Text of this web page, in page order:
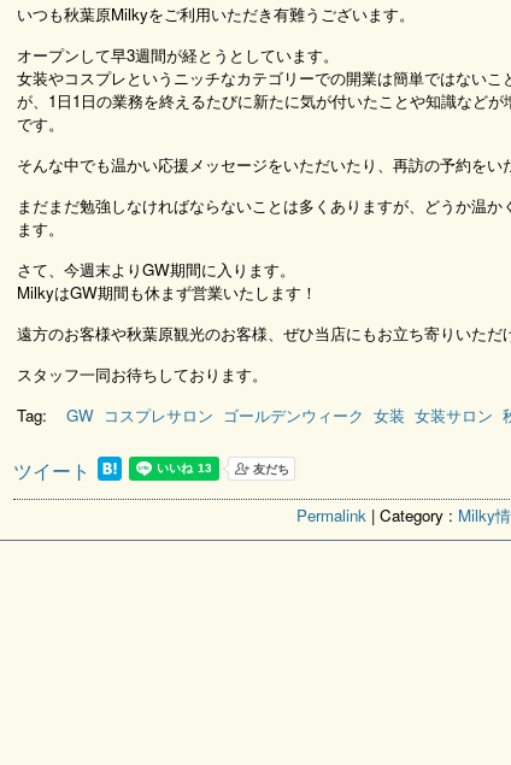
いつも秋葉原Milkyをご利用いただき有難うございます。
オープンして早3週間が経とうとしています。
女装やコスプレというニッチなカテゴリーでの開業は簡単ではないこ
が、1日1日の業務を終えるたびに新たに気が付いたことや知識などが
です。
そんな中でも温かい応援メッセージをいただいたり、再訪の予約をい
まだまだ勉強しなければならないことは多くありますが、どうか温
ます。
さて、今週末よりGW期間に入ります。
MilkyはGW期間も休まず営業いたします！
遠方のお客様や秋葉原観光のお客様、ぜひ当店にもお立ち寄りいただ
スタッフ一同お待ちしております。
Tag:
GW コスプレサロン ゴールデンウィーク 女装 女装サロン
ツイート
Permalink | Category : Milky